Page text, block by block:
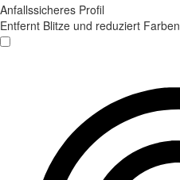
Anfallssicheres Profil
Entfernt Blitze und reduziert Farben